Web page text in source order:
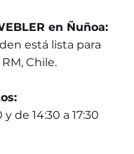
en Ñuñoa:
está lista para
Chile.
de 14:30 a 17:30